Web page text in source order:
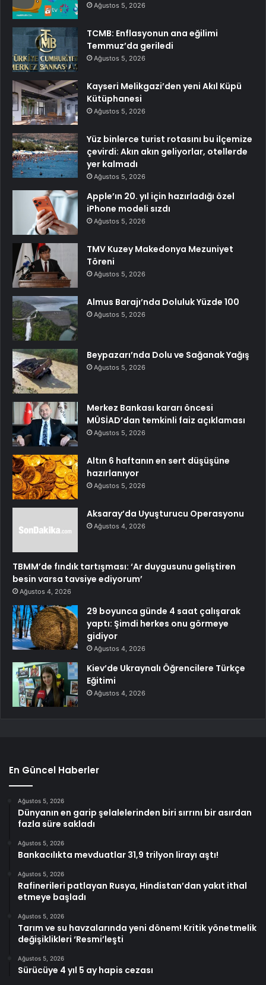
Ağustos 5, 2026
TCMB: Enflasyonun ana eğilimi
Temmuz’da geriledi
Ağustos 5, 2026
Kayseri Melikgazi’den yeni Akıl Küpü
Kütüphanesi
Ağustos 5, 2026
Yüz binlerce turist rotasını bu ilçemize
çevirdi: Akın akın geliyorlar, otellerde
yer kalmadı
Ağustos 5, 2026
Apple’ın 20. yıl için hazırladığı özel
iPhone modeli sızdı
Ağustos 5, 2026
TMV Kuzey Makedonya Mezuniyet
Töreni
Ağustos 5, 2026
Almus Barajı’nda Doluluk Yüzde 100
Ağustos 5, 2026
Beypazarı’nda Dolu ve Sağanak Yağış
Ağustos 5, 2026
Merkez Bankası kararı öncesi
MÜSİAD’dan temkinli faiz açıklaması
Ağustos 5, 2026
Altın 6 haftanın en sert düşüşüne
hazırlanıyor
Ağustos 5, 2026
Aksaray’da Uyuşturucu Operasyonu
Ağustos 4, 2026
TBMM’de fındık tartışması: ‘Ar duygusunu geliştiren
besin varsa tavsiye ediyorum’
Ağustos 4, 2026
29 boyunca günde 4 saat çalışarak
yaptı: Şimdi herkes onu görmeye
gidiyor
Ağustos 4, 2026
Kiev’de Ukraynalı Öğrencilere Türkçe
Eğitimi
Ağustos 4, 2026
En Güncel Haberler
Ağustos 5, 2026
Dünyanın en garip şelalelerinden biri sırrını bir asırdan
fazla süre sakladı
Ağustos 5, 2026
Bankacılıkta mevduatlar 31,9 trilyon lirayı aştı!
Ağustos 5, 2026
Rafinerileri patlayan Rusya, Hindistan’dan yakıt ithal
etmeye başladı
Ağustos 5, 2026
Tarım ve su havzalarında yeni dönem! Kritik yönetmelik
değişiklikleri ‘Resmi’leşti
Ağustos 5, 2026
Sürücüye 4 yıl 5 ay hapis cezası